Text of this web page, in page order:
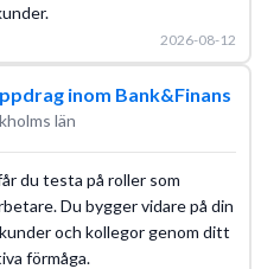
2026-08-12
inom Bank&Finans
län
du testa på roller som
Du bygger vidare på din
och kollegor genom ditt
förmåga.